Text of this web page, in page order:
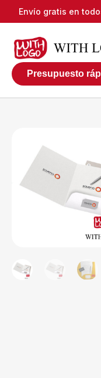
Envío gratis en
Presupuesto